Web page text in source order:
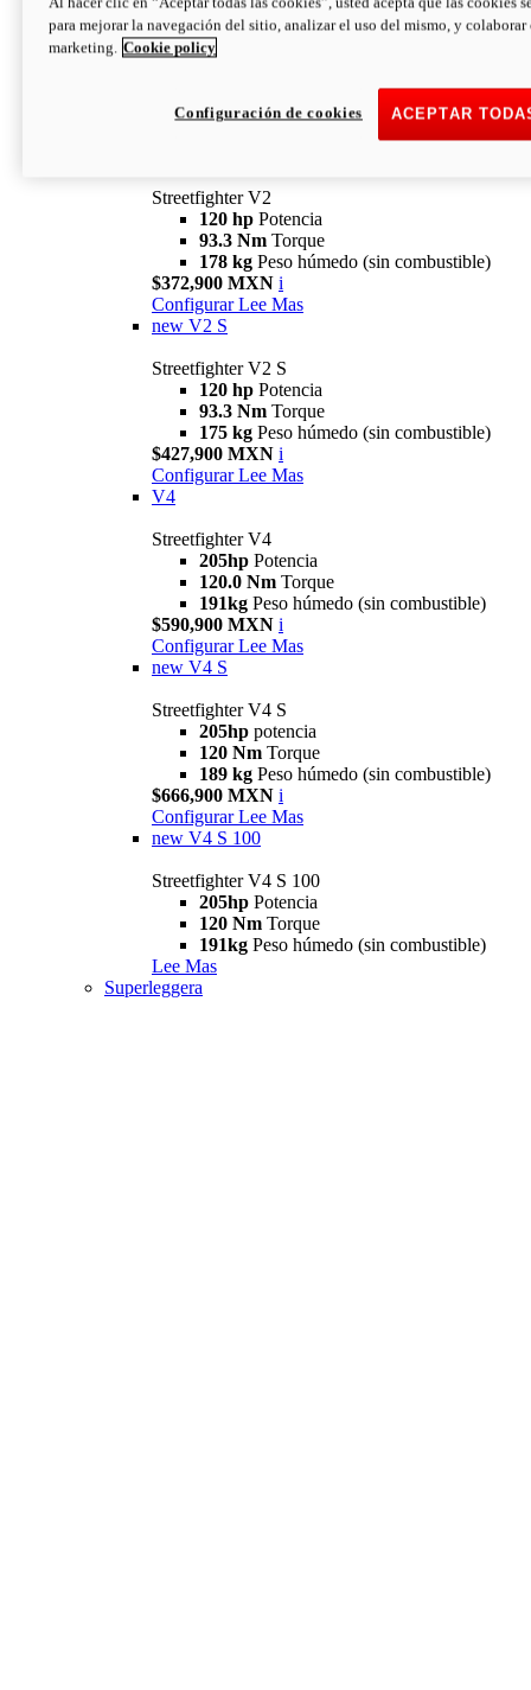
Streetfighter V2
120 hp Potencia
93.3 Nm Torque
178 kg Peso húmedo (sin combustible)
$372,900 MXN i
Configurar Lee Mas
new V2 S
Streetfighter V2 S
120 hp Potencia
93.3 Nm Torque
175 kg Peso húmedo (sin combustible)
$427,900 MXN i
Configurar Lee Mas
V4
Streetfighter V4
205hp Potencia
120.0 Nm Torque
191kg Peso húmedo (sin combustible)
$590,900 MXN i
Configurar Lee Mas
new V4 S
Streetfighter V4 S
205hp potencia
120 Nm Torque
189 kg Peso húmedo (sin combustible)
$666,900 MXN i
Configurar Lee Mas
new V4 S 100
Streetfighter V4 S 100
205hp Potencia
120 Nm Torque
191kg Peso húmedo (sin combustible)
Lee Mas
Superleggera
para mejorar la navegación del sitio, analizar el uso del mismo, y colaborar
marketing. Cookie policy
ACEPTAR
Configuración de cookies